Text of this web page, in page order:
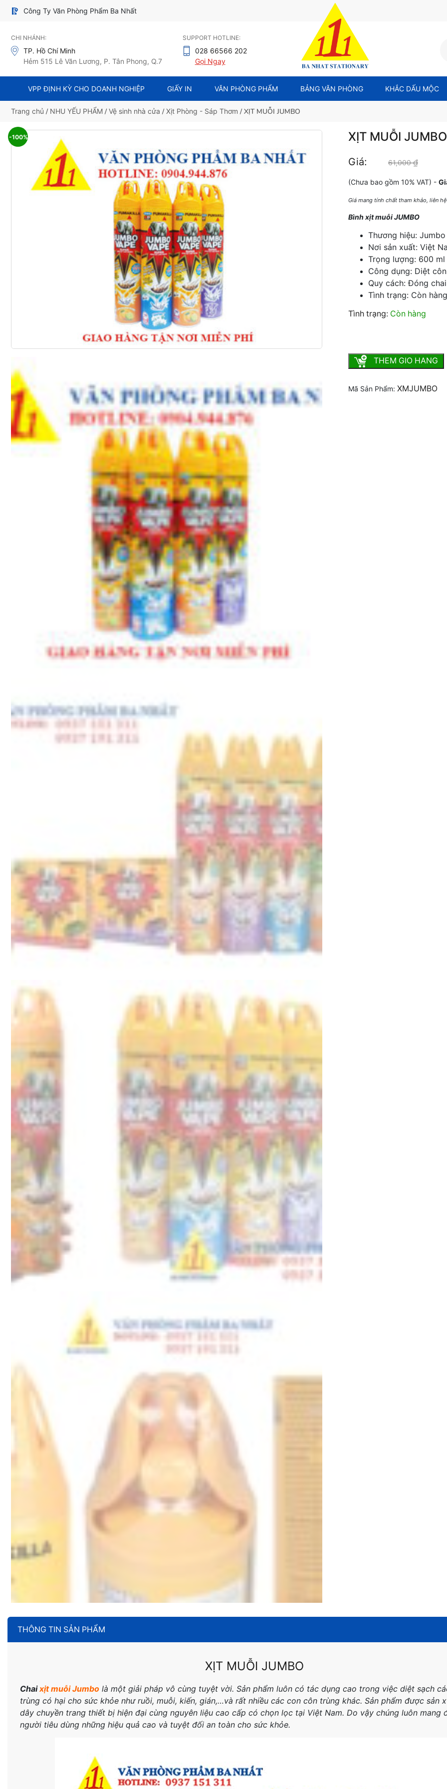
Công Ty Văn Phòng Phẩm Ba Nhất
CHI NHÁNH:
TP. Hồ Chí Minh
Hẻm 515 Lê Văn Lương, P. Tân Phong, Q.7
SUPPORT HOTLINE:
028 66566 202
Gọi Ngay
VPP ĐỊNH KỲ CHO DOANH NGHIỆP GIẤY IN VĂN PHÒNG PHẨM BẢNG VĂN PHÒNG KHẮC DẤU MỘC
Trang chủ / NHU YẾU PHẨM /Vệ sinh nhà cửa /Xịt Phòng - Sáp Thơm / XỊT MUỖI JUMBO
-100% XỊT MUỖI JUMBO
Giá: 61,000₫
(Chưa bao gồm 10% VAT) -
Giá mang tính chất tham khảo, liên
Bình xịt muỗi JUMBO
Thương hiệu: Jumbo
Nơi sản xuất: Việt
Trọng lượng: 600 ml
Công dụng: Diệt
Quy cách: Đóng chai
Tình trạng: Còn hàng
Tình trạng: Còn hàng
THEM GIO HANG
Mã Sản Phẩm: XMJUMBO
THÔNG TIN SẢN PHẨM
XỊT MUỖI JUMBO
Chaixịt muỗi Jumbolà một giải pháp vô cùng tuyệt vời. Sản phẩm luôn có tác dụng cao trong việc diệt sạch
trùng có hại cho sức khỏe như ruồi, muỗi, kiến, gián,…và rất nhiều các con côn trùng khác. Sản phẩm được sản
dây chuyền trang thiết bị hiện đại cùng nguyên liệu cao cấp có chọn lọc tại Việt Nam. Do vậy chúng luôn mang
người tiêu dùng những hiệu quả cao và tuyệt đối an toàn cho sức khỏe.